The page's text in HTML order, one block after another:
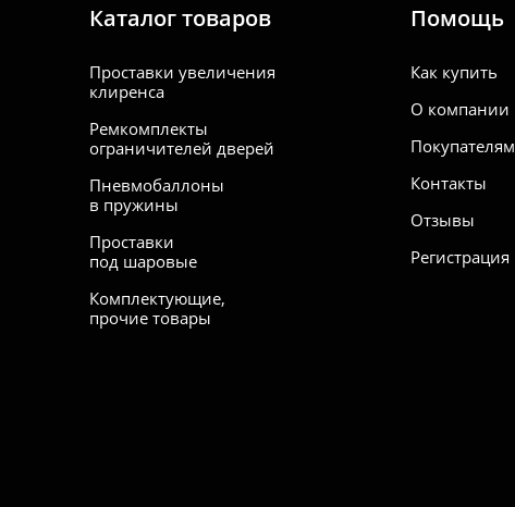
Каталог товаров
Проставки увеличения
клиренса
Ремкомплекты
ограничителей дверей
Пневмобаллоны
в пружины
Проставки
под шаровые
Комплектующие,
прочие товары
Помощь
Как купить
О компании
Покупателям
Контакты
Отзывы
Регистрация